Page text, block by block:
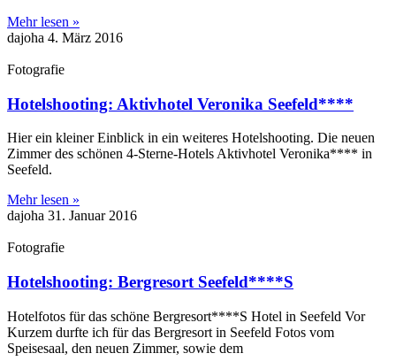
Mehr lesen »
dajoha 4. März 2016
Fotografie
Hotelshooting: Aktivhotel Veronika Seefeld****
Hier ein kleiner Einblick in ein weiteres Hotelshooting. Die neuen
Zimmer des schönen 4-Sterne-Hotels Aktivhotel Veronika**** in
Seefeld.
Mehr lesen »
dajoha 31. Januar 2016
Fotografie
Hotelshooting: Bergresort Seefeld****S
Hotelfotos für das schöne Bergresort****S Hotel in Seefeld Vor
Kurzem durfte ich für das Bergresort in Seefeld Fotos vom
Speisesaal, den neuen Zimmer, sowie dem